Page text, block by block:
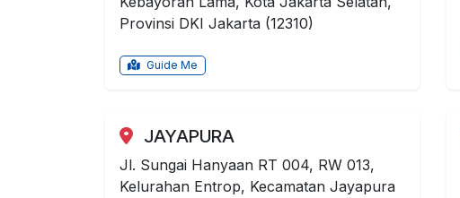
Provinsi DKI Jakarta (12310)
Guide Me
JAYAPURA
Jl. Sungai Hanyaan RT 004, RW 013,
Kelurahan Entrop, Kecamatan Jayapura